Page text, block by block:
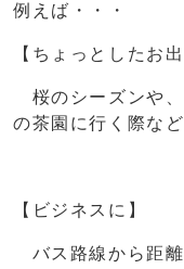
例えば・・・
【ちょっとしたお
桜のシーズンや、
の茶園に行く際な
【ビジネスに】
バス路線から距離